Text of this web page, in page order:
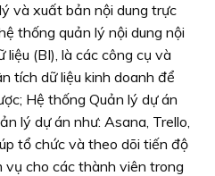
và xuất bản nội dung trực
thống quản lý nội dung nội
(BI), là các công cụ và
tích dữ liệu kinh doanh để
Hệ thống Quản lý dự án
lý dự án như: Asana, Trello,
tổ chức và theo dõi tiến độ
vụ cho các thành viên trong